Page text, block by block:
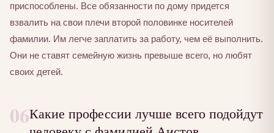
приспособлены. Все обязанности по дому придется
взвалить на свои плечи второй половинке носителей
фамилии. Им легче заплатить за работу, чем её выполнить.
Они не ставят семейную жизнь превыше всего, но любят
своих детей.
06Какие профессии лучше всего подойдут